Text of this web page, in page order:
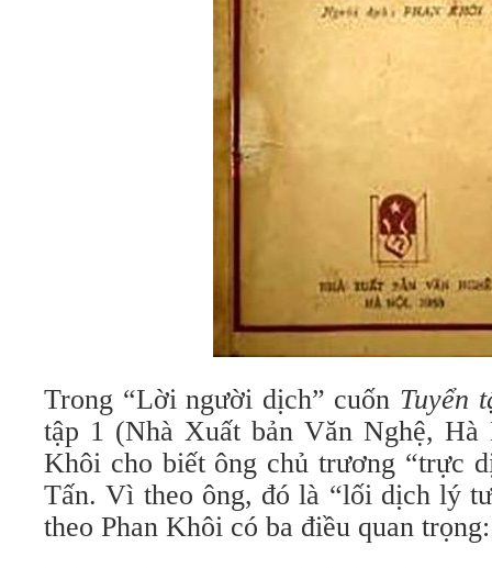
Trong “Lời người dịch” cuốn Tuyển
tập 1 (Nhà Xuất bản Văn Nghệ, Hà
Khôi cho biết ông chủ trương “trực
Tấn. Vì theo ông, đó là “lối dịch lý
theo Phan Khôi có ba điều quan trọng: